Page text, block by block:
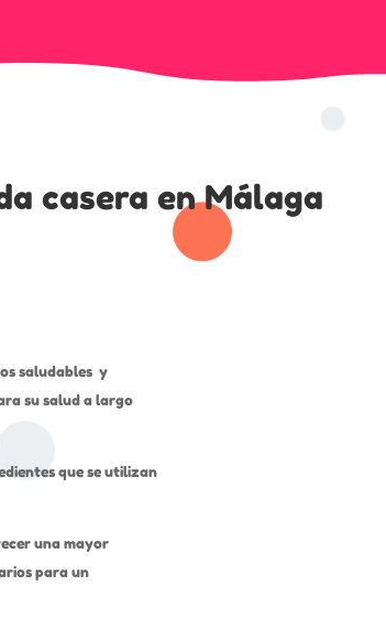
casera en Málaga
saludables y
su salud a largo
que se utilizan
una mayor
para un